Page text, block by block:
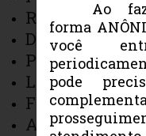
Webmail
Arquivo
Relatórios
Destaques
Planos de
Legislações
Fluxograma
Auditoria
Ao
forma
você
pode